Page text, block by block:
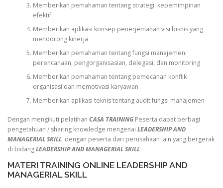
Memberikan pemahaman tentang strategi kepemimpinan
efektif
Memberikan aplikasi konsep penerjemahan visi bisnis yang
mendorong kinerja
Memberikan pemahaman tentang fungsi manajemen:
perencanaan, pengorganisasian, delegasi, dan monitoring
Memberikan pemahaman tentang pemecahan konflik
organisasi dan memotivasi karyawan
Memberikan aplikasi teknis tentang audit fungsi manajemen
Dengan mengikuti pelatihan CASA TRAINING Peserta dapat berbagi
pengetahuan / sharing knowledge mengenai LEADERSHIP AND
MANAGERIAL SKILL dengan peserta dari perusahaan lain yang bergerak
di bidangLEADERSHIP AND MANAGERIAL SKILL
MATERI TRAINING ONLINE LEADERSHIP AND
MANAGERIAL SKILL